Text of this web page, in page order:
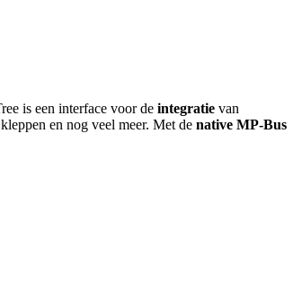
is een interface voor de integratie van
en nog veel meer. Met de native MP-Bus